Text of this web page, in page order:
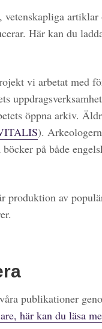
Här kan du
vi arbetat med
öppna arkiv.
).
på både
produktion av
publikationer
här kan du läsa